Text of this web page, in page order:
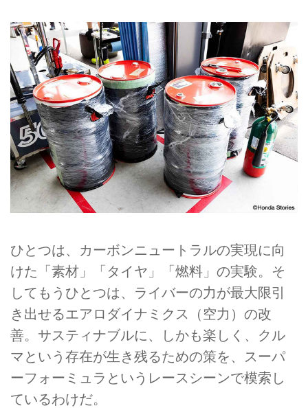
ひとつは、カーボンニュートラルの実現に向
けた「素材」「タイヤ」「燃料」の実験。そ
してもうひとつは、ライバーの力が最大限引
き出せるエアロダイナミクス（空力）の改
善。サスティナブルに、しかも楽しく、クル
マという存在が生き残るための策を、スーパ
ーフォーミュラというレースシーンで模索し
ているわけだ。